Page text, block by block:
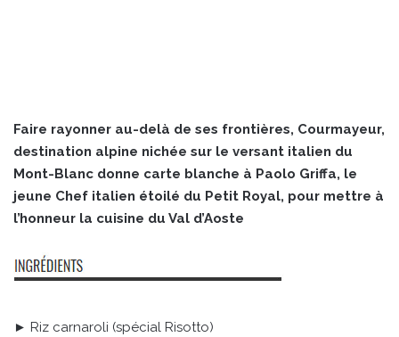
Faire rayonner au-delà de ses frontières, Courmayeur,
destination alpine nichée sur le versant italien du
Mont-Blanc donne carte blanche à Paolo Griffa, le
jeune Chef italien étoilé du Petit Royal, pour mettre à
l’honneur la cuisine du Val d’Aoste
► Riz carnaroli (spécial Risotto)